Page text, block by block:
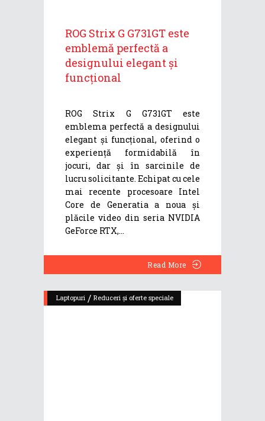
ROG Strix G G731GT este
emblemă perfectă a
designului elegant și
funcțional
ROG Strix G G731GT este
emblema perfectă a designului
elegant și funcțional, oferind o
experiență formidabilă în
jocuri, dar și în sarcinile de
lucru solicitante. Echipat cu cele
mai recente procesoare Intel
Core de Generatia a noua și
plăcile video din seria NVIDIA
GeForce RTX,
Read More
Laptopuri / Reduceri și oferte speciale